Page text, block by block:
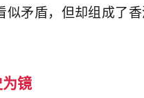
矛盾，但却组成了
镜